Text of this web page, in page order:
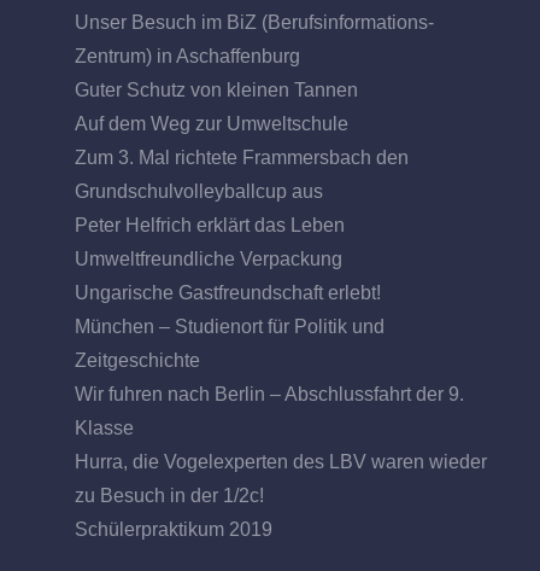
Unser Besuch im BiZ (Berufsinformations-
Zentrum) in Aschaffenburg
Guter Schutz von kleinen Tannen
Auf dem Weg zur Umweltschule
Zum 3. Mal richtete Frammersbach den
Grundschulvolleyballcup aus
Peter Helfrich erklärt das Leben
Umweltfreundliche Verpackung
Ungarische Gastfreundschaft erlebt!
München – Studienort für Politik und
Zeitgeschichte
Wir fuhren nach Berlin – Abschlussfahrt der 9.
Klasse
Hurra, die Vogelexperten des LBV waren wieder
zu Besuch in der 1/2c!
Schülerpraktikum 2019